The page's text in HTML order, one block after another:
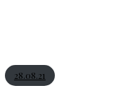
28.08.21